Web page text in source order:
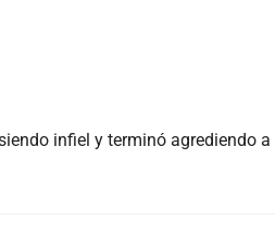
infiel y terminó agrediendo